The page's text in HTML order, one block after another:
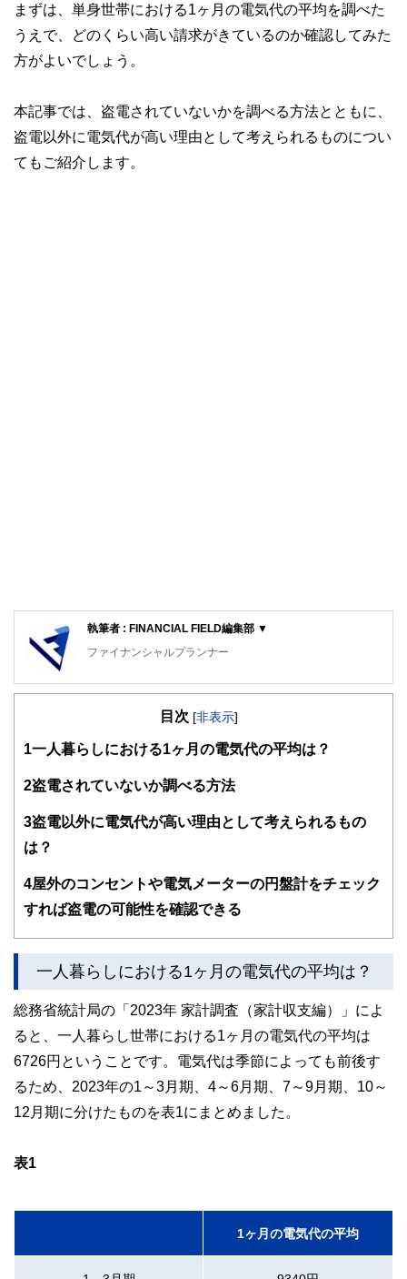
まずは、単身世帯における1ヶ月の電気代の平均を調べた
うえで、どのくらい高い請求がきているのか確認してみた
方がよいでしょう。
本記事では、盗電されていないかを調べる方法とともに、
盗電以外に電気代が高い理由として考えられるものについ
てもご紹介します。
執筆者 : FINANCIAL FIELD編集部 ▼
ファイナンシャルプランナー
FinancialField編集部は、金融、経済に関する記事を、日々
知識がない方でも理解できるようわかりやすく発信していま
得者を中心に「お金や暮らし」に関する書籍・雑誌の編集経
験者で構成され、企画立案から記事掲載まですべての工程に
ドバイザー、DCプランナー、公認会計士、社会保険労務
士、行政書士、投資アナリスト、キャリアコンサルタントな
ど150名以上の有資格者を執筆者・監修者として迎え、むず
をわかりやすく発信している点です。
このように編集経験豊富なメンバーと金融や経済に精通した
執筆者・監修者による執筆体制を築くことで、内容のわかり
やすさはもちろんのこと、読み応えのあるコンテンツと確か
な情報発信を実現しています。
私たちは、快適でより良い生活のアイデアを提供するお金の
コンシェルジュを目指します。
目次 [非表示]
1 一人暮らしにおける1ヶ月の電気代の平均は？
2盗電されていないか調べる方法
3盗電以外に電気代が高い理由として考えられるもの
は？
4屋外のコンセントや電気メーターの円盤計をチェック
すれば盗電の可能性を確認できる
一人暮らしにおける1ヶ月の電気代の平均は？
総務省統計局の「2023年 家計調査（家計収支編）」によ
ると、一人暮らし世帯における1ヶ月の電気代の平均は
6726円ということです。電気代は季節によっても前後す
るため、2023年の1～3月期、4～6月期、7～9月期、10～
12月期に分けたものを表1にまとめました。
表1
1ヶ月の電気代の平均